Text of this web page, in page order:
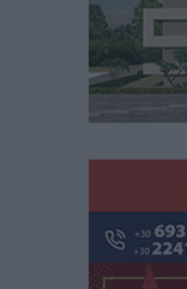
Ειδήσεις• πριν 9
Στον Άγιο
ανανεωμένο
Τοπικές Ειδήσεις•
Ρόδος:
επιβάτες και